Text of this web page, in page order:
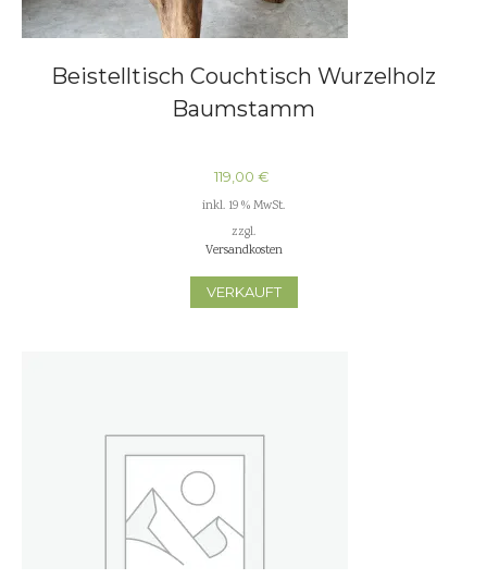
Beistelltisch Couchtisch Wurzelholz
Baumstamm
119,00 €
inkl. 19 % MwSt.
zzgl.
Versandkosten
VERKAUFT